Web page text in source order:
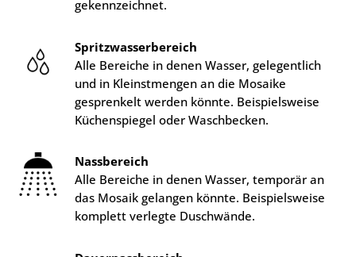
gekennzeichnet.
Spritzwasserbereich
Alle Bereiche in denen Wasser, gelegentlich
und in Kleinstmengen an die Mosaike
gesprenkelt werden könnte. Beispielsweise
Küchenspiegel oder Waschbecken.
Nassbereich
Alle Bereiche in denen Wasser, temporär an
das Mosaik gelangen könnte. Beispielsweise
komplett verlegte Duschwände.